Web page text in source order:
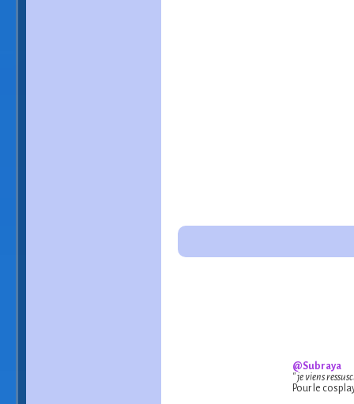
@Subraya
" je viens
Pour le